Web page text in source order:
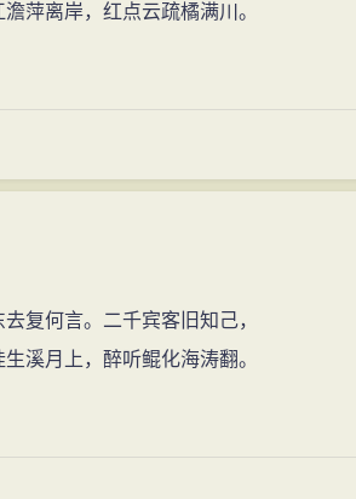
萍离岸，红点云疏橘满川。
复何言。二千宾客旧知己，
溪月上，醉听鲲化海涛翻。